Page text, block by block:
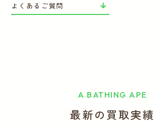
よくあるご質問
A BATHING APE
最新の買取実績